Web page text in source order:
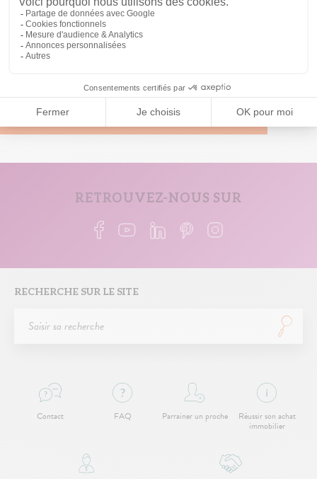
Nous concrétisons votre
et idéal grâce aux nombreuses possibilités d'aménagement
et d'équipement.
Créer un intérieur à son image
RETROUVEZ-NOUS SUR
RECHERCHE SUR LE SITE
Contact FAQ Parrainer un proche Réussir son achat
immobilier